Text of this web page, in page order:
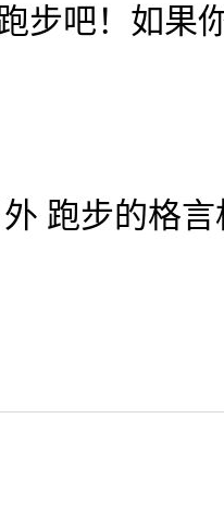
步吧！如果
跑步的格言